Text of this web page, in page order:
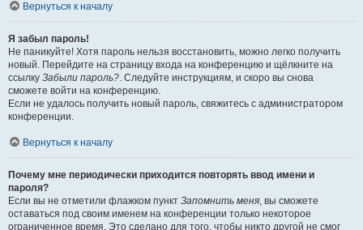
Вернуться к началу
Я забыл пароль!
Не паникуйте! Хотя пароль нельзя восстановить, можно легко получить
новый. Перейдите на страницу входа на конференцию и щёлкните на
ссылку Забыли пароль?. Следуйте инструкциям, и скоро вы снова
сможете войти на конференцию.
Если не удалось получить новый пароль, свяжитесь с администратором
конференции.
Вернуться к началу
Почему мне периодически приходится повторять ввод имени и
пароля?
Если вы не отметили флажком пункт Запомнить меня, вы сможете
оставаться под своим именем на конференции только некоторое
ограниченное время. Это сделано для того, чтобы никто другой не смог